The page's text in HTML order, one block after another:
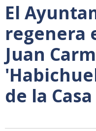
El
regenera
Juan
de la